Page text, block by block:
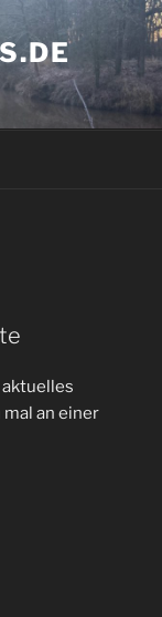
an einer